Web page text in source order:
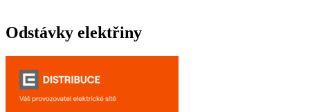
Odstávky elektřiny